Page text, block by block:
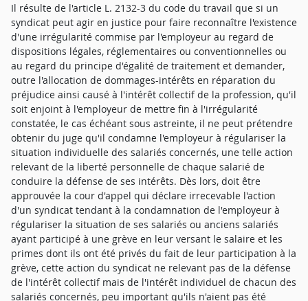
Il résulte de l'article L. 2132-3 du code du travail que si un
syndicat peut agir en justice pour faire reconnaître l'existence
d'une irrégularité commise par l'employeur au regard de
dispositions légales, réglementaires ou conventionnelles ou
au regard du principe d'égalité de traitement et demander,
outre l'allocation de dommages-intérêts en réparation du
préjudice ainsi causé à l'intérêt collectif de la profession, qu'il
soit enjoint à l'employeur de mettre fin à l'irrégularité
constatée, le cas échéant sous astreinte, il ne peut prétendre
obtenir du juge qu'il condamne l'employeur à régulariser la
situation individuelle des salariés concernés, une telle action
relevant de la liberté personnelle de chaque salarié de
conduire la défense de ses intérêts. Dès lors, doit être
approuvée la cour d'appel qui déclare irrecevable l'action
d'un syndicat tendant à la condamnation de l'employeur à
régulariser la situation de ses salariés ou anciens salariés
ayant participé à une grève en leur versant le salaire et les
primes dont ils ont été privés du fait de leur participation à la
grève, cette action du syndicat ne relevant pas de la défense
de l'intérêt collectif mais de l'intérêt individuel de chacun des
salariés concernés, peu important qu'ils n'aient pas été